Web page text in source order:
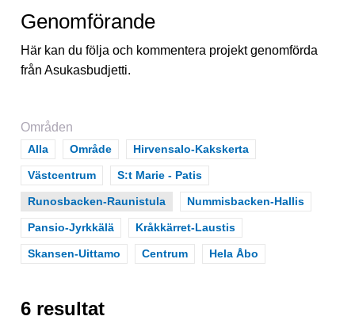
Genomförande
Här kan du följa och kommentera projekt genomförda
från Asukasbudjetti.
Områden
Scope
Alla Scope
Område Scope
Hirvensalo-Kakskerta
Scope
Västcentrum Scope
S:t Marie - Patis
Scope
Runosbacken-Raunistula Scope
Nummisbacken-Hallis
Scope
Pansio-Jyrkkälä Scope
Kråkkärret-Laustis
Scope
Skansen-Uittamo Scope
Centrum Scope
Hela Åbo
6 resultat